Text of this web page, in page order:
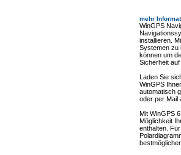
mehr
WinGPS
installieren.
Systemen zu
können um
Sicherheit
Laden Sie
WinGPS
automatisch
oder per Mail
Mit WinGPS
Möglichkeit
enthalten.